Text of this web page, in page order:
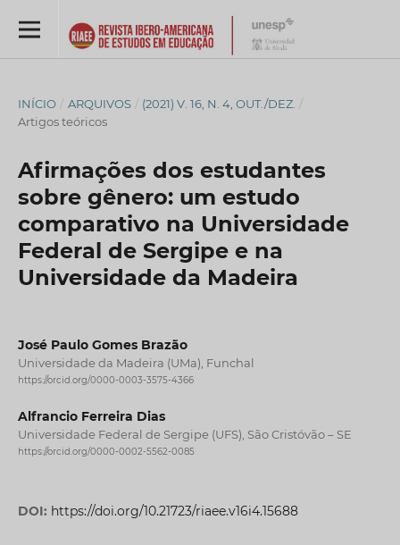
INÍCIO / ARQUIVOS / (2021) V. 16, N. 4, OUT./DEZ. /
Artigos teóricos
Afirmações dos estudantes
sobre gênero: um estudo
comparativo na Universidade
Federal de Sergipe e na
Universidade da Madeira
José Paulo Gomes Brazão
Universidade da Madeira (UMa), Funchal
https://orcid.org/0000-0003-3575-4366
Alfrancio Ferreira Dias
Universidade Federal de Sergipe (UFS), São Cristóvão – SE
https://orcid.org/0000-0002-5562-0085
DOI: https://doi.org/10.21723/riaee.v16i4.15688